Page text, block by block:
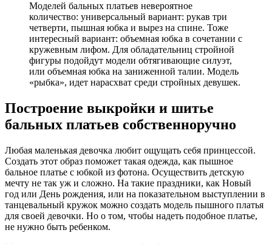
Моделей бальных платьев невероятное
количество: универсальный вариант: рукав три
четверти, пышная юбка и вырез на спине. Тоже
интересный вариант: объемная юбка в сочетании с
кружевным лифом. Для обладательниц стройной
фигуры подойдут модели обтягивающие силуэт,
или объемная юбка на заниженной талии. Модель
«рыбка», идет нарасхват среди стройных девушек.
Построение выкройки и шитье
бальных платьев собственноручно
Любая маленькая девочка любит ощущать себя принцессой.
Создать этот образ поможет такая одежда, как пышное
бальное платье с юбкой из фотона. Осуществить детскую
мечту не так уж и сложно. На такие праздники, как Новый
год или День рождения, или на показательном выступлении в
танцевальный кружок можно создать модель пышного платья
для своей девочки. Но о том, чтобы надеть подобное платье,
не нужно быть ребенком.